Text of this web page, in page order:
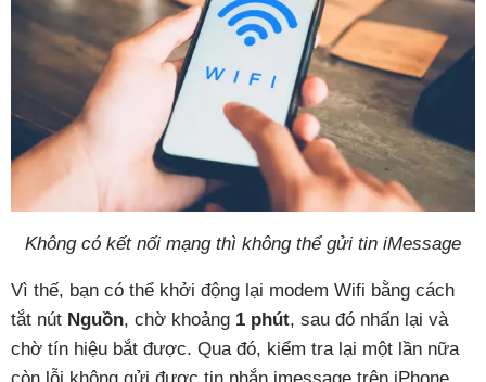
Không có kết nối mạng thì không thể gửi tin iMessage
Vì thế, bạn có thể khởi động lại modem Wifi bằng cách
tắt nút Nguồn, chờ khoảng 1 phút, sau đó nhấn lại và
chờ tín hiệu bắt được. Qua đó, kiểm tra lại một lần nữa